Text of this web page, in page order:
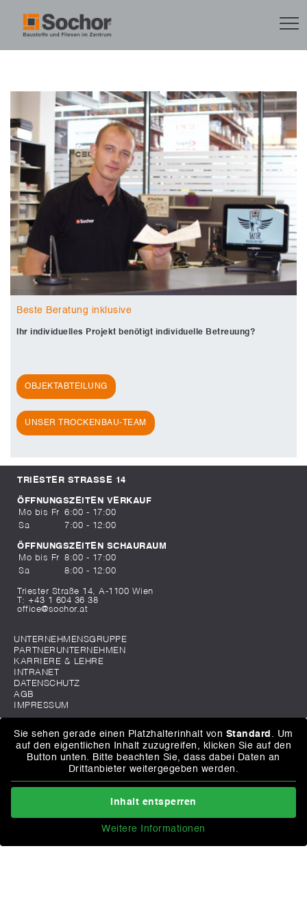
Beste Beratung inklusive
Ihr individuelles Projekt benötigt individuelle Betreuung?
OBJEKTABTEILUNG
UNSER TROCKENBAU-TEAM
TRIESTER STRASSE 14
ÖFFNUNGSZEITEN VERKAUF
Mo bis Fr
6:00 - 17:00
Sa
7:00 - 12:00
ÖFFNUNGSZEITEN SCHAURAUM
Mo bis Fr
8:00 - 17:00
Sa
8:00 - 12:00
Triester Straße 14, A-1100 Wien
T: +43 1 604 36 38
office@sochor.at
UNTERNEHMENSGRUPPE
PARTNERUNTERNEHMEN
KARRIERE & LEHRE
INTRANET
DATENSCHUTZ
AGB
IMPRESSUM
Sie sehen gerade einen Platzhalterinhalt von Standard . Um
auf den eigentlichen Inhalt zuzugreifen, klicken Sie auf den
Button unten. Bitte beachten Sie, dass dabei Daten an
Drittanbieter weitergegeben werden.
Inhalt entsperren
Weitere Informationen